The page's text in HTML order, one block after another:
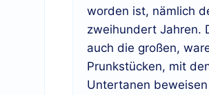
worden ist, nämlich
zweihundert Jahren.
auch die großen,
Prunkstücken, mit
Untertanen